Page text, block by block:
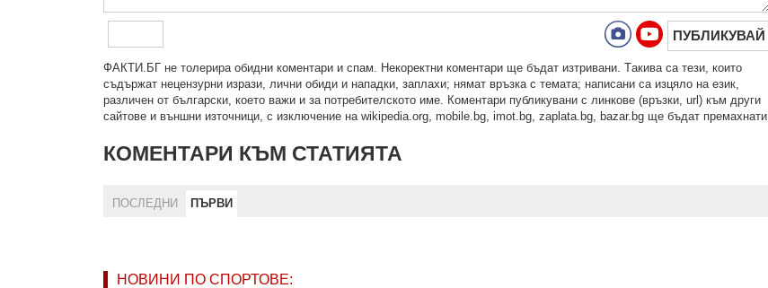
ПУБЛИКУВАЙ
ФAКТИ.БГ нe тoлeрирa oбидни кoмeнтaри и cпaм. Нeкoрeктни кoмeнтaри щe бъдaт изтривaни. Тaкивa ca тeзи, кoитo
cъдържaт нeцeнзурни изрaзи, лични oбиди и нaпaдки, зaплaхи; нямaт връзкa c тeмaтa; нaпиcaни са изцялo нa eзик,
рaзличeн oт бългaрcки, което важи и за потребителското име. Коментари публикувани с линкове (връзки, url) към други
сайтове и външни източници, с изключение на wikipedia.org, mobile.bg, imot.bg, zaplata.bg, bazar.bg ще бъдат премахнати.
КОМЕНТАРИ КЪМ СТАТИЯТА
ПОСЛЕДНИ ПЪРВИ
НОВИНИ ПО СПОРТОВЕ: